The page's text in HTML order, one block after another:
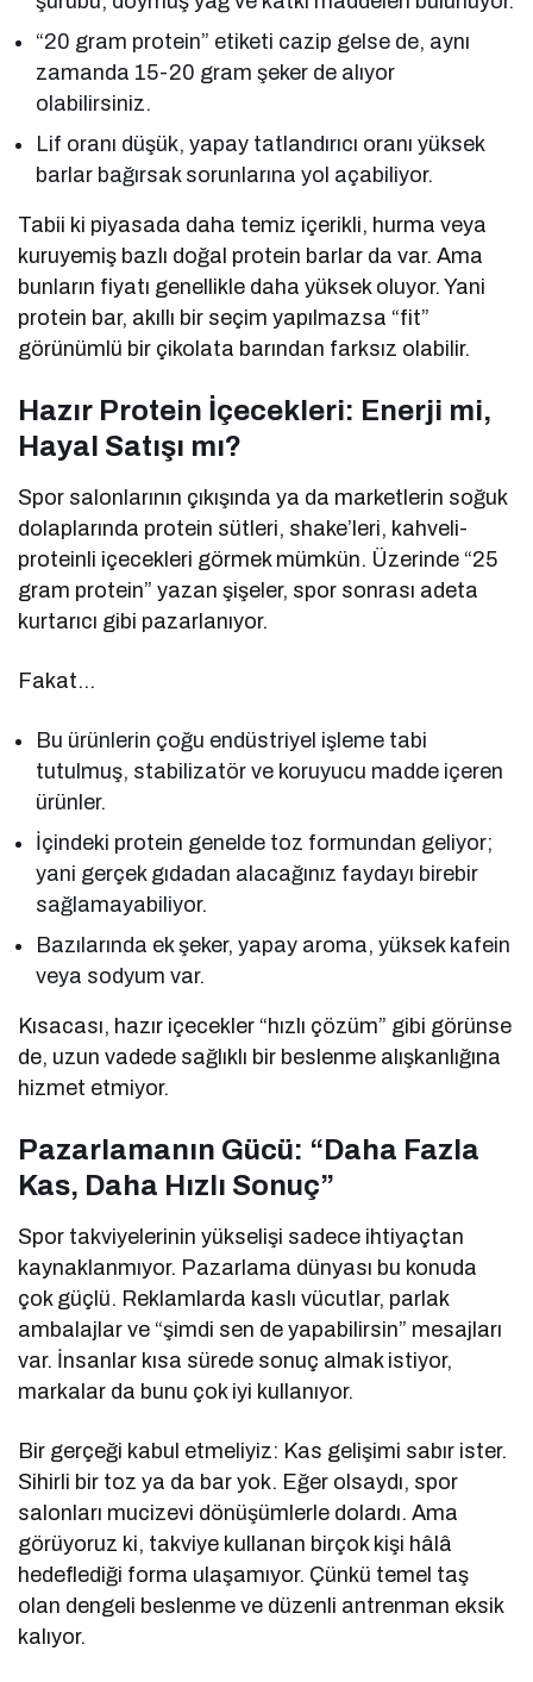
“20 gram protein” etiketi cazip gelse de, aynı
zamanda 15-20 gram şeker de alıyor
olabilirsiniz.
Lif oranı düşük, yapay tatlandırıcı oranı yüksek
barlar bağırsak sorunlarına yol açabiliyor.
Tabii ki piyasada daha temiz içerikli, hurma veya
kuruyemiş bazlı doğal protein barlar da var. Ama
bunların fiyatı genellikle daha yüksek oluyor. Yani
protein bar, akıllı bir seçim yapılmazsa “fit”
görünümlü bir çikolata barından farksız olabilir.
Hazır Protein İçecekleri: Enerji mi,
Hayal Satışı mı?
Spor salonlarının çıkışında ya da marketlerin soğuk
dolaplarında protein sütleri, shake’leri, kahveli-
proteinli içecekleri görmek mümkün. Üzerinde “25
gram protein” yazan şişeler, spor sonrası adeta
kurtarıcı gibi pazarlanıyor.
Fakat…
Bu ürünlerin çoğu endüstriyel işleme tabi
tutulmuş, stabilizatör ve koruyucu madde içeren
ürünler.
İçindeki protein genelde toz formundan geliyor;
yani gerçek gıdadan alacağınız faydayı birebir
sağlamayabiliyor.
Bazılarında ek şeker, yapay aroma, yüksek kafein
veya sodyum var.
Kısacası, hazır içecekler “hızlı çözüm” gibi görünse
de, uzun vadede sağlıklı bir beslenme alışkanlığına
hizmet etmiyor.
Pazarlamanın Gücü: “Daha Fazla
Kas, Daha Hızlı Sonuç”
Spor takviyelerinin yükselişi sadece ihtiyaçtan
kaynaklanmıyor. Pazarlama dünyası bu konuda
çok güçlü. Reklamlarda kaslı vücutlar, parlak
ambalajlar ve “şimdi sen de yapabilirsin” mesajları
var. İnsanlar kısa sürede sonuç almak istiyor,
markalar da bunu çok iyi kullanıyor.
Bir gerçeği kabul etmeliyiz: Kas gelişimi sabır ister.
Sihirli bir toz ya da bar yok. Eğer olsaydı, spor
salonları mucizevi dönüşümlerle dolardı. Ama
görüyoruz ki, takviye kullanan birçok kişi hâlâ
hedeflediği forma ulaşamıyor. Çünkü temel taş
olan dengeli beslenme ve düzenli antrenman eksik
kalıyor.